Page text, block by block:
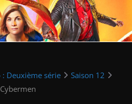
Deuxième série
Saison 12